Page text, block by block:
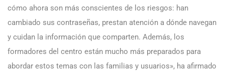
cómo ahora son más conscientes de los riesgos: han
cambiado sus contraseñas, prestan atención a dónde navegan
y cuidan la información que comparten. Además, los
formadores del centro están mucho más preparados para
abordar estos temas con las familias y usuarios», ha afirmado